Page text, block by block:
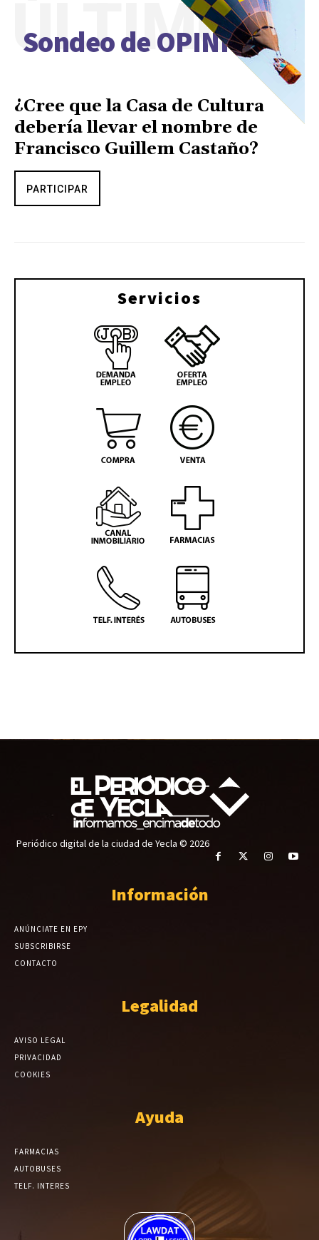
Sondeo de OPINIÓN
ÚLTIMO
¿Cree que la Casa de Cultura
debería llevar el nombre de
Francisco Guillem Castaño?
PARTICIPAR
Servicios
Periódico digital de la ciudad de Yecla © 2026
Información
ANÚNCIATE EN EPY
SUBSCRIBIRSE
CONTACTO
Legalidad
AVISO LEGAL
PRIVACIDAD
COOKIES
Ayuda
FARMACIAS
AUTOBUSES
TELF. INTERES